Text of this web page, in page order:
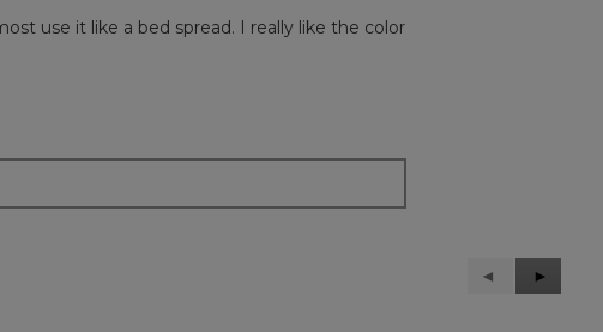
use it like a bed spread. I really like the color
Précédent
Reviews
◄
Suivant
Reviews
►